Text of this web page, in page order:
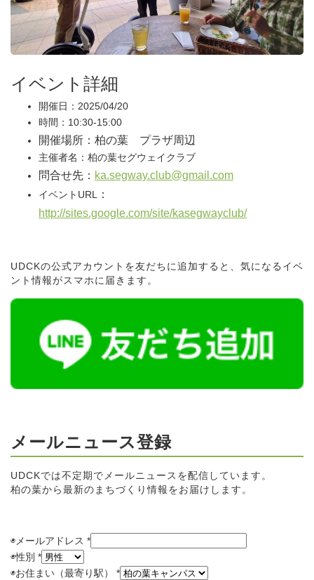
イベント詳細
開催日：2025/04/20
時間：10:30-15:00
開催場所：柏の葉 プラザ周辺
主催者名：柏の葉セグウェイクラブ
問合せ先： ka.segway.club@gmail.com
イベントURL
：
http://sites.google.com/site/kasegwayclub/
UDCKの公式アカウントを友だちに追加すると、気になるイベ
ント情報がスマホに届きます。
メールニュース登録
UDCKでは不定期でメールニュースを配信しています。
柏の葉から最新のまちづくり情報をお届けします。
◉メールアドレス *
◉性別 *
◉お住まい（最寄り駅） *